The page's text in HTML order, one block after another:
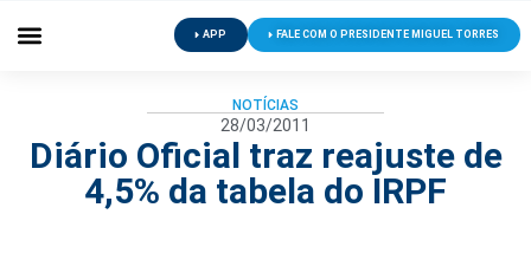
APP FALE COM O PRESIDENTE MIGUEL TORRES
NOTÍCIAS
28/03/2011
Diário Oficial traz reajuste de
4,5% da tabela do IRPF